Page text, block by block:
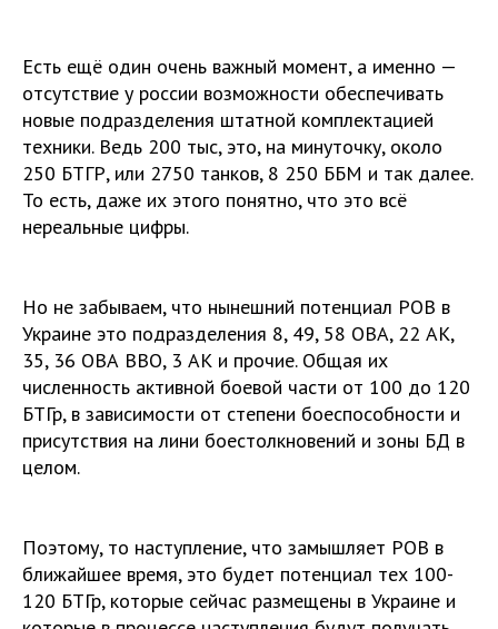
Есть ещё один очень важный момент, а именно —
отсутствие у россии возможности обеспечивать
новые подразделения штатной комплектацией
техники. Ведь 200 тыс, это, на минуточку, около
250 БТГР, или 2750 танков, 8 250 ББМ и так далее.
То есть, даже их этого понятно, что это всё
нереальные цифры.
Но не забываем, что нынешний потенциал РОВ в
Украине это подразделения 8, 49, 58 ОВА, 22 АК,
35, 36 ОВА ВВО, 3 АК и прочие. Общая их
численность активной боевой части от 100 до 120
БТГр, в зависимости от степени боеспособности и
присутствия на лини боестолкновений и зоны БД в
целом.
Поэтому, то наступление, что замышляет РОВ в
ближайшее время, это будет потенциал тех 100-
120 БТГр, которые сейчас размещены в Украине и